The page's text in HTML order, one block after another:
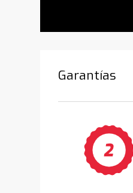
Garantías